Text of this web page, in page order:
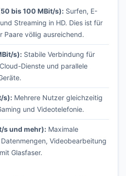
bis 100 MBit/s): Surfen, E-
Streaming in HD. Dies ist für
Paare völlig ausreichend.
s): Stabile Verbindung für
Dienste und parallele
s): Mehrere Nutzer gleichzeitig
und Videotelefonie.
s und mehr): Maximale
Videobearbeitung
Glasfaser.